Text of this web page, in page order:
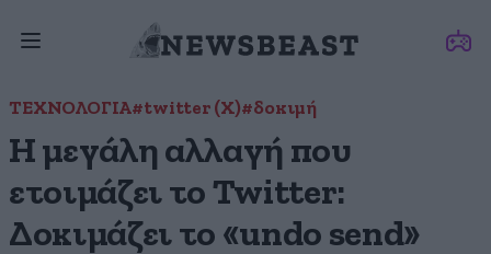
ΤΕΧΝΟΛΟΓΙΑ#twitter (X)#δοκιμή
Η μεγάλη αλλαγή που
ετοιμάζει το Twitter:
Δοκιμάζει το «undo send»